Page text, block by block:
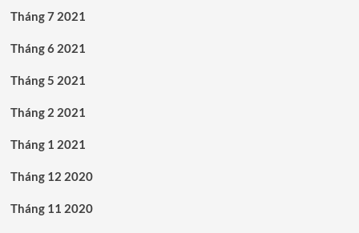
Tháng 7 2021
Tháng 6 2021
Tháng 5 2021
Tháng 2 2021
Tháng 1 2021
Tháng 12 2020
Tháng 11 2020